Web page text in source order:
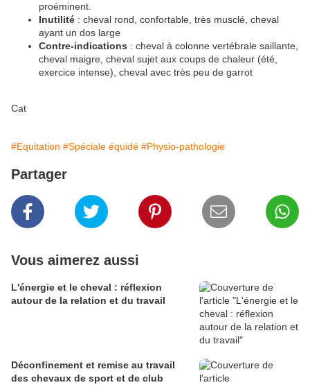
proéminent.
Inutilité : cheval rond, confortable, très musclé, cheval
ayant un dos large
Contre-indications : cheval à colonne vertébrale saillante,
cheval maigre, cheval sujet aux coups de chaleur (été,
exercice intense), cheval avec très peu de garrot
Cat
#Equitation #Spéciale équidé #Physio-pathologie
Partager
Vous aimerez aussi
L'énergie et le cheval : réflexion
autour de la relation et du travail
Déconfinement et remise au travail
des chevaux de sport et de club